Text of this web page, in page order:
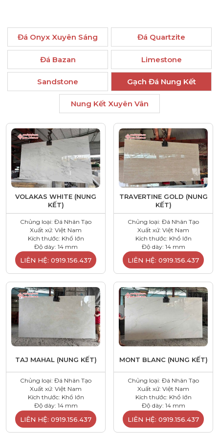
Đá Onyx Xuyên Sáng Đá Quartzite
Đá Bazan Limestone
Sandstone Gạch Đá Nung Kết
Nung Kết Xuyên Vân
VOLAKAS WHITE (NUNG
KẾT)
Chủng loại: Đá Nhân Tạo
Xuất xứ: Việt Nam
Kích thước: Khổ lớn
Độ dày: 14 mm
LIÊN HỆ: 0919.156.437
TRAVERTINE GOLD (NUNG
KẾT)
Chủng loại: Đá Nhân Tạo
Xuất xứ: Việt Nam
Kích thước: Khổ lớn
Độ dày: 14 mm
LIÊN HỆ: 0919.156.437
TAJ MAHAL (NUNG KẾT)
Chủng loại: Đá Nhân Tạo
Xuất xứ: Việt Nam
Kích thước: Khổ lớn
Độ dày: 14 mm
LIÊN HỆ: 0919.156.437
MONT BLANC (NUNG KẾT)
Chủng loại: Đá Nhân Tạo
Xuất xứ: Việt Nam
Kích thước: Khổ lớn
Độ dày: 14 mm
LIÊN HỆ: 0919.156.437